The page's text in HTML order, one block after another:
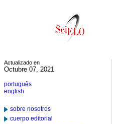
Actualizado en
Octubre 07, 2021
português
english
sobre nosotros
cuerpo editorial